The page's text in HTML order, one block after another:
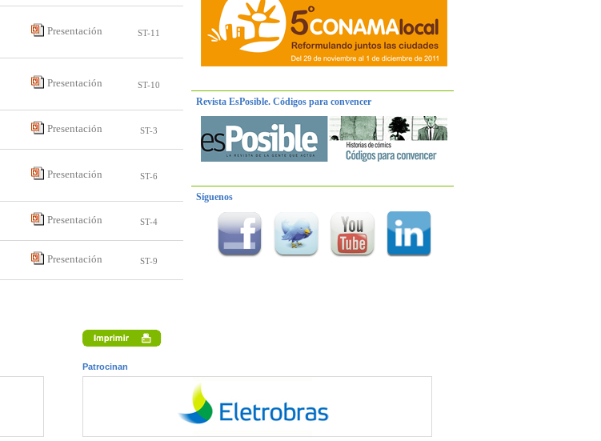
Revista EsPosible. Códigos para convencer
Síguenos
Presentación ST-11
Presentación ST-10
Presentación ST-3
Presentación ST-6
Presentación ST-4
Presentación ST-9
Patrocinan